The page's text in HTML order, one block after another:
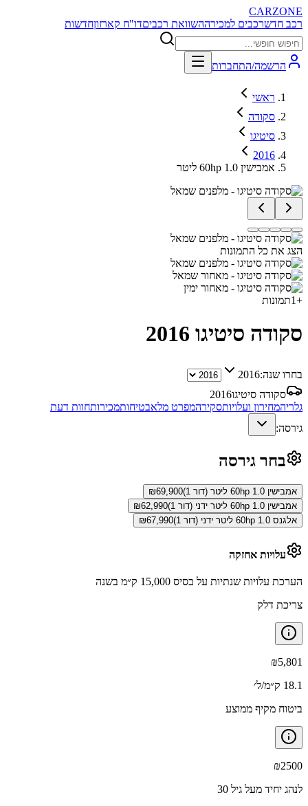
CARZONE
רכב חדשרכבים למכירההשוואת רכביםדו"ח קארזוןחדשות
הרשמה/התחברות
ראשי
סקודה
סיטיגו
2016
אמבישין 60hp 1.0 ליטר
הצג את כל התמונות
+
1תמונות
סקודה סיטיגו 2016
בחרו שנה:2016
סקודה סיטיגו2016
גלריהמחירון ועלויותסקירהמפרט מלאבטיחותמכירותחוות דעת
גירסה:
בחר גירסה
אמבישין 60hp 1.0 ליטר (דור 1) ₪69,900
אמבישין 60hp 1.0 ליטר ידני (דור 1)
₪62,990
אלגנס 60hp 1.0 ליטר ידני (דור 1)
₪67,990
עלויות אחזקה
הערכת עלויות שנתיות על בסיס 15,000 ק״מ בשנה
צריכת דלק
₪5,801
18.1 ק״מ/ל׳
ביטוח מקיף ממוצע
₪2500
לנהג יחיד מעל גיל 30